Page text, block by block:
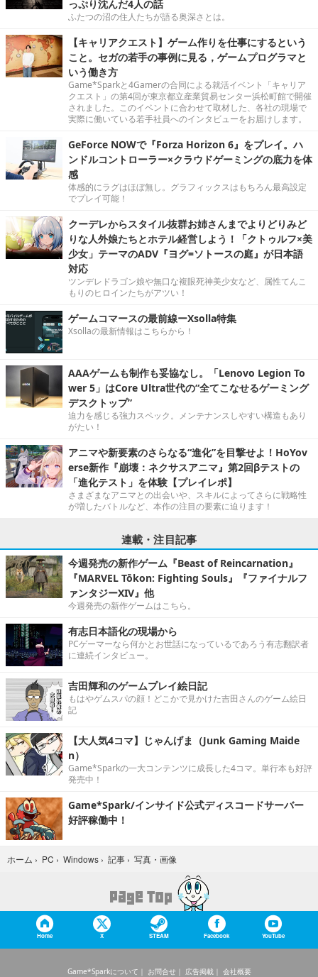
っぷり沈んだ4人の話
ふたつの沼の住人たちが語る奥深さとは。
【キャリアクエスト】ゲーム作りを仕事にするという
こと。セガの若手の事例に見る，ゲームプログラマと
いう働き方
Game*Sparkと4Gamerの合同による就活イベント「キャリア
クエスト」の第4回が東京都立産業貿易センター浜松町館で開催
されました。このイベントに合わせて取材した、各社の現場で
実際に働いている若手社員へのインタビューをお届けします。
GeForce NOWで『Forza Horizon 6』をプレイ。ハ
ンドルコントローラー×クラウドゲーミングの底力を体
感
体感的にラグはほぼ無し。グラフィックスはもちろん最高設定
でプレイ可能！
クーデレからスタイル抜群お姉さんまでよりどりみど
りな人外娘たちとホテル経営しよう！「クトゥルフ×美
少女」テーマのADV『ヨグ=ソトースの庭』が日本語
対応
ツンデレドラゴン娘や無口な複眼死神美少女など、属性てんこ
もりのヒロインたちがアツい！
ゲームコマースの最前線ーXsolla特集
Xsollaの最新情報はこちらから！
AAAゲームも制作も妥協なし。「Lenovo Legion To
wer 5」はCore Ultra世代の“全てこなせるゲーミング
デスクトップ”
迫力を感じる強力スペック。メンテナンスしやすい構造もあり
がたい！
アニマや新要素のさらなる“進化”を目撃せよ！HoYov
erse新作『崩壊：ネクサスアニマ』第2回βテストの
「進化テスト」を体験【プレイレポ】
さまざまなアニマとの出会いや、スキルによってさらに戦略性
が増したバトルなど、本作の注目の要素に迫ります！
連載・注目記事
今週発売の新作ゲーム『Beast of Reincarnation』
『MARVEL Tōkon: Fighting Souls』『ファイナルフ
ァンタジーXIV』他
今週発売の新作ゲームはこちら。
有志日本語化の現場から
PCゲーマーなら何かとお世話になっているであろう有志翻訳者
に連続インタビュー。
吉田輝和のゲームプレイ絵日記
もはやゲムスパの顔！どこかで見かけた吉田さんのゲーム絵日
記
【大人気4コマ】じゃんげま（Junk Gaming Maide
n）
Game*Sparkの一大コンテンツに成長した4コマ。単行本も好評
発売中！
Game*Spark/インサイド公式ディスコードサーバー
好評稼働中！
ホーム › PC › Windows › 記事 › 写真・画像
Home X STEAM Facebook YouTube
Game*Sparkについて お問合せ 広告掲載 会社概要